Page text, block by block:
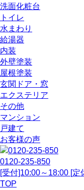
洗面化粧台
トイレ
水まわり
給湯器
内装
外壁塗装
屋根塗装
玄関ドア・窓
エクステリア
その他
マンション
戸建て
お客様の声
0120-235-850
[受付]10:00～18:00 [
TOP